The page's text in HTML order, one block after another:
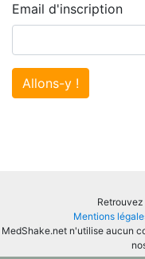
Email d'inscription
Allons-y !
Mentions
MedShake.net n'utilise aucun